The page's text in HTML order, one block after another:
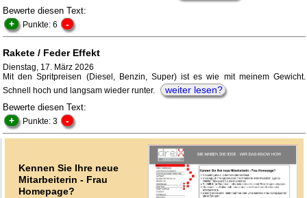
Bewerte diesen Text:
+ Punkte: 6 -
Rakete / Feder Effekt
Dienstag, 17. März 2026
Mit den Spritpreisen (Diesel, Benzin, Super) ist es wie mit meinem Gewicht.
Schnell hoch und langsam wieder runter.
weiter lesen?
Bewerte diesen Text:
+ Punkte: 3 -
Kennen Sie Ihre neue
Mitarbeiterin - Frau
Homepage?